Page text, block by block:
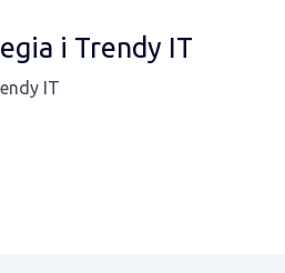
i Trendy IT
IT